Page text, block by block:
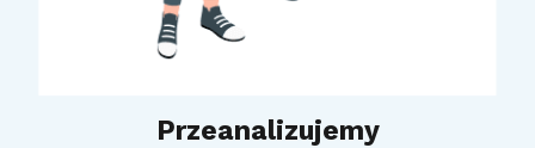
Przeanalizujemy